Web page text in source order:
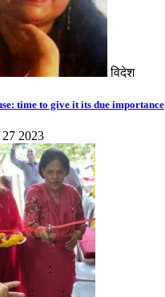
विदेश
time to give it its due importance
2023